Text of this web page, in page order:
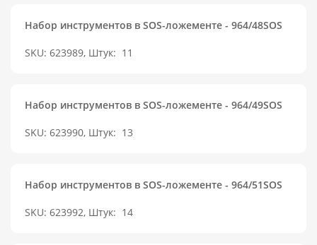
Набор инструментов в SOS-ложементе - 964/48SOS
SKU: 623989, Штук: 11
Набор инструментов в SOS-ложементе - 964/49SOS
SKU: 623990, Штук: 13
Набор инструментов в SOS-ложементе - 964/51SOS
SKU: 623992, Штук: 14